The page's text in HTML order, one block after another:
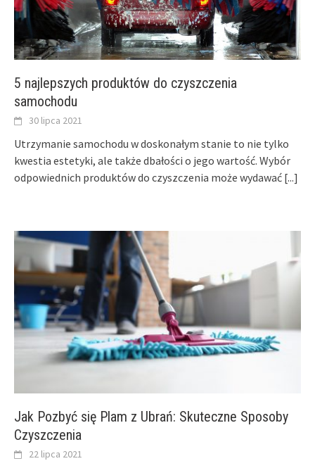
5 najlepszych produktów do czyszczenia
samochodu
30 lipca 2021
Utrzymanie samochodu w doskonałym stanie to nie tylko
kwestia estetyki, ale także dbałości o jego wartość. Wybór
odpowiednich produktów do czyszczenia może wydawać [...]
Jak Pozbyć się Plam z Ubrań: Skuteczne Sposoby
Czyszczenia
22 lipca 2021